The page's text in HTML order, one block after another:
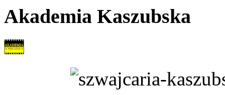
Akademia Kaszubska